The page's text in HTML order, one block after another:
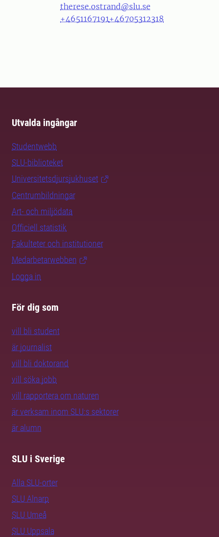
therese.ostrand@slu.se
+4651167191+46705312318
Utvalda ingångar
Studentwebb
SLU-biblioteket
Universitetsdjursjukhuset
Centrumbildningar
Art- och miljödata
Officiell statistik
Fakulteter och institutioner
Medarbetarwebben
Logga in
För dig som
vill bli student
är journalist
vill bli doktorand
vill söka jobb
vill rapportera om naturen
är verksam inom SLU:s sektorer
är alumn
SLU i Sverige
Alla SLU-orter
SLU Alnarp
SLU Umeå
SLU Uppsala